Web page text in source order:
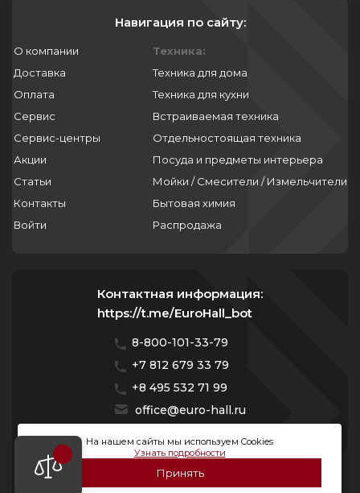
Навигация по сайту:
О компании
Доставка
Оплата
Сервис
Сервис-центры
Акции
Статьи
Контакты
Войти
Техника:
Техника для дома
Техника для кухни
Встраиваемая техника
Отдельностоящая техника
Посуда и предметы интерьера
Мойки / Смесители / Измельчители
Бытовая химия
Распродажа
Контактная информация:
https://t.me/EuroHall_bot
8-800-101-33-79
+7 812 679 33 79
+8 495 532 71 99
office@euro-hall.ru
Санкт-Петербург, ул. Куйбышева, д. 38/40
Мы работаем с 10:00 — 20:00 без выходных
На нашем сайты мы используем Cookies
Узнать подробности
Принять